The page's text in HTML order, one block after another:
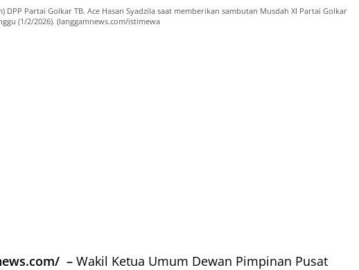
DPP Partai Golkar TB. Ace Hasan Syadzila saat memberikan sambutan Musdah XI Partai Golkar
(1/2/2026). (langgamnews.com/istimewa
– Wakil Ketua Umum Dewan Pimpinan Pusat